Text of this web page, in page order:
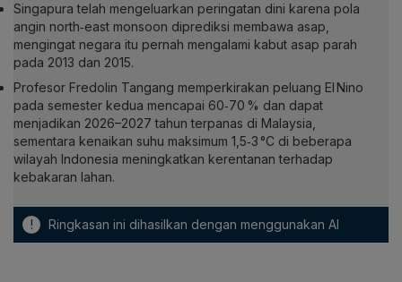
Singapura telah mengeluarkan peringatan dini karena pola
angin north‑east monsoon diprediksi membawa asap,
mengingat negara itu pernah mengalami kabut asap parah
pada 2013 dan 2015.
Profesor Fredolin Tangang memperkirakan peluang El Nino
pada semester kedua mencapai 60‑70 % dan dapat
menjadikan 2026–2027 tahun terpanas di Malaysia,
sementara kenaikan suhu maksimum 1,5‑3 °C di beberapa
wilayah Indonesia meningkatkan kerentanan terhadap
kebakaran lahan.
! Ringkasan ini dihasilkan dengan menggunakan AI